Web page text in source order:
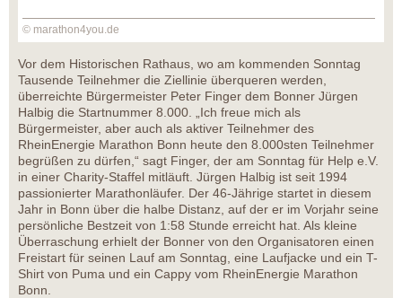
© marathon4you.de
Vor dem Historischen Rathaus, wo am kommenden Sonntag
Tausende Teilnehmer die Ziellinie überqueren werden,
überreichte Bürgermeister Peter Finger dem Bonner Jürgen
Halbig die Startnummer 8.000. „Ich freue mich als
Bürgermeister, aber auch als aktiver Teilnehmer des
RheinEnergie Marathon Bonn heute den 8.000sten Teilnehmer
begrüßen zu dürfen,“ sagt Finger, der am Sonntag für Help e.V.
in einer Charity-Staffel mitläuft. Jürgen Halbig ist seit 1994
passionierter Marathonläufer. Der 46-Jährige startet in diesem
Jahr in Bonn über die halbe Distanz, auf der er im Vorjahr seine
persönliche Bestzeit von 1:58 Stunde erreicht hat. Als kleine
Überraschung erhielt der Bonner von den Organisatoren einen
Freistart für seinen Lauf am Sonntag, eine Laufjacke und ein T-
Shirt von Puma und ein Cappy vom RheinEnergie Marathon
Bonn.